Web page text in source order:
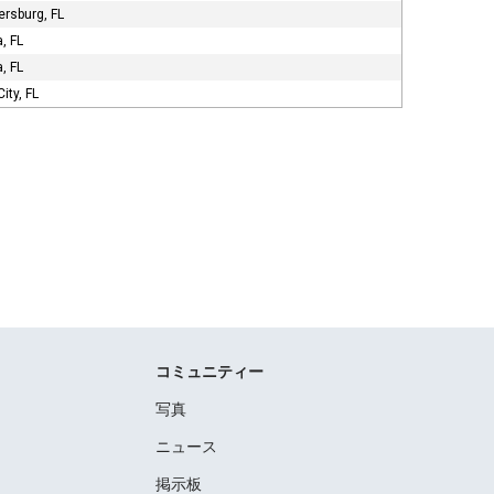
FL
FL
FL
FL
コミュニティー
写真
ニュース
掲示板